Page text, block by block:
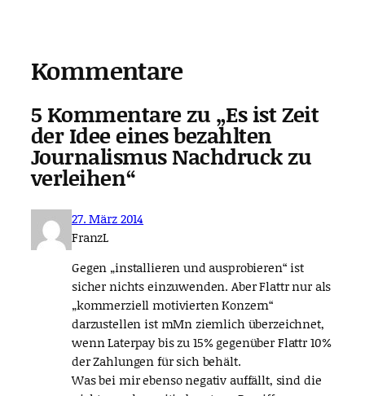
Kommentare
5 Kommentare zu „Es ist Zeit
der Idee eines bezahlten
Journalismus Nachdruck zu
verleihen“
27. März 2014
FranzL
Gegen „installieren und ausprobieren“ ist
sicher nichts einzuwenden. Aber Flattr nur als
„kommerziell motivierten Konzern“
darzustellen ist mMn ziemlich überzeichnet,
wenn Laterpay bis zu 15% gegenüber Flattr 10%
der Zahlungen für sich behält.
Was bei mir ebenso negativ auffällt, sind die